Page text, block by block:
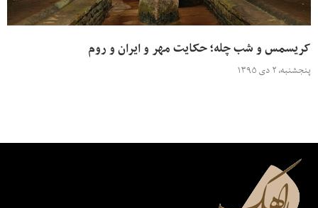
کریسمس و شب چله؛ حکایت مهر و ایران و روم
پنجشنبه، ۲ دی ۱۳۹۵